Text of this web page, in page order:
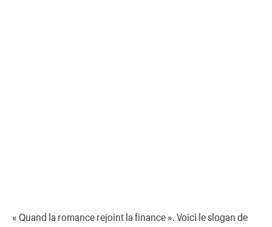
« Quand la romance rejoint la finance ». Voici le slogan de